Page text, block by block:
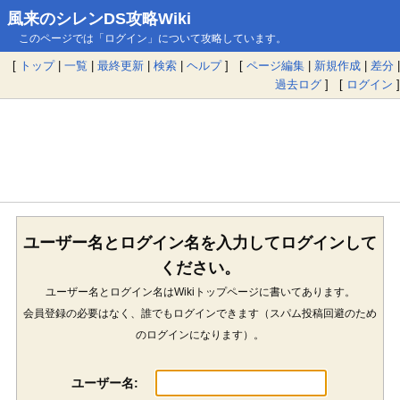
風来のシレンDS攻略Wiki
このページでは「ログイン」について攻略しています。
[ トップ| 一覧 | 最終更新 | 検索 | ヘルプ] [ ページ編集 | 新規作成 | 差分 |
過去ログ ] [ ログイン ]
ユーザー名とログイン名を入力してログインして
ください。
ユーザー名とログイン名はWikiトップページに書いてあります。
会員登録の必要はなく、誰でもログインできます（スパム投稿回避のため
のログインになります）。
ユーザー名: